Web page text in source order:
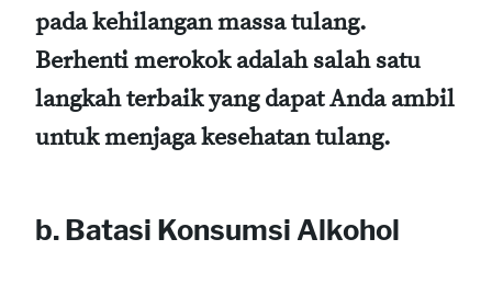
pada kehilangan massa tulang.
Berhenti merokok adalah salah satu
langkah terbaik yang dapat Anda ambil
untuk menjaga kesehatan tulang.
b. Batasi Konsumsi Alkohol